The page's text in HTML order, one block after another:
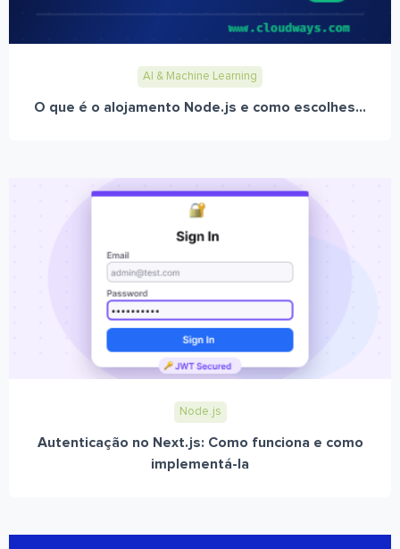
AI & Machine Learning
O que é o alojamento Node.js e como escolhes...
Node.js
Autenticação no Next.js: Como funciona e como
implementá-la